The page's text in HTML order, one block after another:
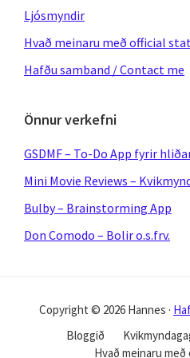
Ljósmyndir
Hvað meinaru með official
Hafðu samband / Contact me
Önnur verkefni
GSDMF – To-Do App fyrir
Mini Movie Reviews –
Bulby – Brainstorming App
Don Comodo – Bolir o.s.frv.
Copyright © 2026 Hannes ·
Bloggið
Hvað meinaru